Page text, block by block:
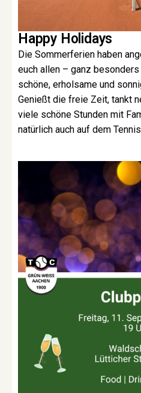
Happy Holidays
Die Sommerferien haben
euch allen – ganz
schöne, erholsame und
Genießt die freie Zeit, tankt
viele schöne Stunden mit
natürlich auch auf dem